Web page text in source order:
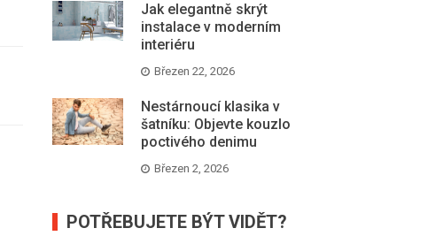
Jak elegantně skrýt
instalace v moderním
interiéru
Březen 22, 2026
Nestárnoucí klasika v
šatníku: Objevte kouzlo
poctivého denimu
Březen 2, 2026
POTŘEBUJETE BÝT VIDĚT?